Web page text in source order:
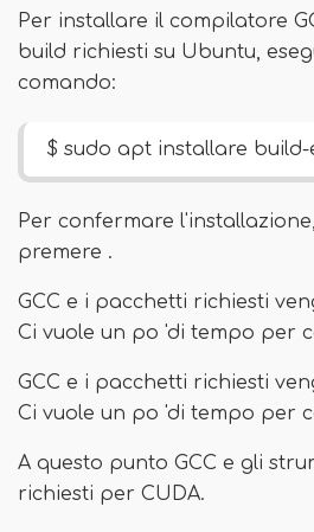
Per installare il compilatore
build richiesti su Ubuntu,
comando:
$ sudo apt installare build-
Per confermare
premere .
GCC e i pacchetti richiesti
Ci vuole un po 'di tempo per
GCC e i pacchetti richiesti
Ci vuole un po 'di tempo per
A questo punto GCC e gli
richiesti per CUDA.